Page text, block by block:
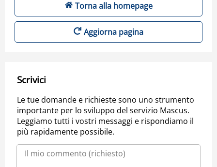
Torna alla homepage
Aggiorna pagina
Scrivici
Le tue domande e richieste sono uno strumento
importante per lo sviluppo del servizio Mascus.
Leggiamo tutti i vostri messaggi e rispondiamo il
più rapidamente possibile.